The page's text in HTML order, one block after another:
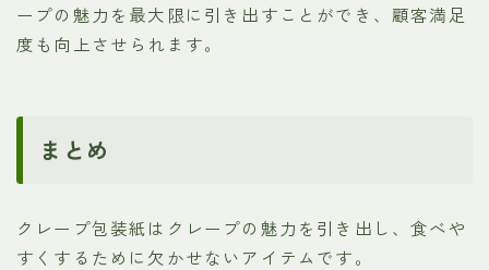
ープの魅力を最大限に引き出すことができ、顧客満足
度も向上させられます。
まとめ
クレープ包装紙はクレープの魅力を引き出し、食べや
すくするために欠かせないアイテムです。